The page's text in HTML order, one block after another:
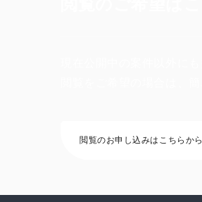
閲覧のお申し込みはこちらから